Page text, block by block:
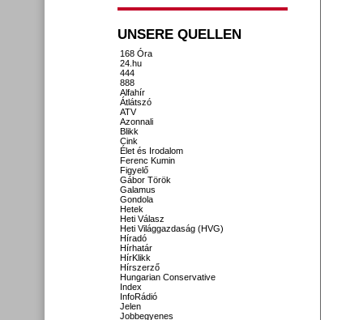
UNSERE QUELLEN
168 Óra
24.hu
444
888
Alfahír
Átlátszó
ATV
Azonnali
Blikk
Cink
Élet és Irodalom
Ferenc Kumin
Figyelő
Gábor Török
Galamus
Gondola
Hetek
Heti Válasz
Heti Világgazdaság (HVG)
Híradó
Hírhatár
HírKlikk
Hírszerző
Hungarian Conservative
Index
InfoRádió
Jelen
Jobbegyenes